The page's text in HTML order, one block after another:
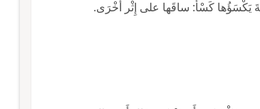
يَكْسَؤُها كَسْأً: ساقَها على إِثْر أَخْرَى.